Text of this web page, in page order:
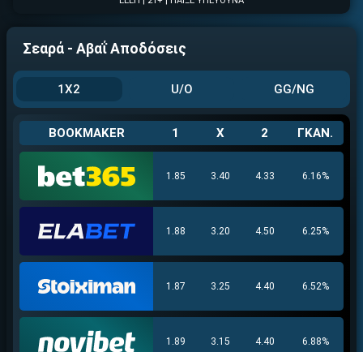
Σεαρά - Αβαΐ Αποδόσεις
1X2 U/O GG/NG
BOOKMAKER 1 X 2 ΓΚΑΝ.
1.85 3.40 4.33 6.16%
1.88 3.20 4.50 6.25%
1.87 3.25 4.40 6.52%
1.89 3.15 4.40 6.88%
ΕΓΚΡΙΣΗ ΑΠΟ ΑΡΧΟΝΤΑ ΕΓΚΡΙΣΗ ΑΠΟ ΑΡΧΟΝΤΑ
Βρέθηκε στοιχηματική με: